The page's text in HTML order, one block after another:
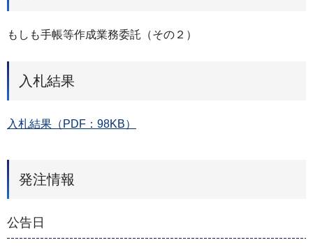
もしも手帳等作成業務委託（その２）
入札結果
入札結果（PDF：98KB）
発注情報
公告日